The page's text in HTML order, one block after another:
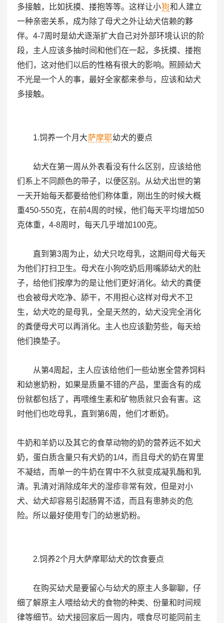
多接触，比如抚摸、搂抱等等。这样让小狗和人建立
一种亲密关系，成为除了母犬之外让幼犬信赖的夥
伴。4-7周时是幼犬逐渐扩大自己对外部环境认识的阶
段，主人应该多抽时间和他们在一起，多抚摸、搂抱
他们，这对他们以后的性格有很大的影响。照顾幼犬
不光是一个人的事，最好全家都来参与，应该和幼犬
多接触。
1.饲养一个月大萨摩耶幼犬的要点
幼犬在第一周从外表看没有什么区别，应该给他
们系上不同颜色的带子，以便区别。从幼犬出世的第
一天开始每天都要给他们称体重，刚出生的时候大概
重450-550克，在前4周的时候，他们每天平均增加50
克体重，4-8周时，每天几乎增加100克。
直到第3周为止，幼犬只吃母乳，这期间母犬每天
为他们打扫卫生。母犬在小狗吃奶后用嘴舔幼犬的肚
子，给他们按摩为的是让他们更好消化。幼犬的粪便
也会被母犬吃净、舔干，不用担心这样对母犬不卫
生，幼犬吃的是母乳，全是天然的，幼犬没完全消化
的粪便母犬可以再消化。主人也应该勤劳些，每天给
他们换垫子。
从第4周起，主人应该给他们一些幼崽全营养饲料
和幼崽奶粉，如果是质量不错的产品，里面含有的成
份就都包括了，再喂维生素和矿物质就只会有害。这
时他们也吃母乳，直到第6周，他们才断奶。
牛奶和羊奶以及其它的食草动物的奶的营养远不如犬
奶，蛋白质含量只有犬奶的1/4，而且母犬的奶在胃里
不凝结，而单一的牛奶在胃中不久就变成凝乳酶和乳
清。乳清对消除成年犬的湿疹非常有效，但是对小
犬、幼犬却容易引起肠胃不适，而且有患肺炎的危
险。所以最好使用专门的幼崽奶粉。
2.饲养2个月大萨摩耶幼犬的饮食要点
在购买幼犬是要留心与幼犬的原主人多聊聊，仔
细了解原主人喂给幼犬的食物的种类、份量和时间规
律等细节。幼犬接回家后一周内，喂食尽可能同前主